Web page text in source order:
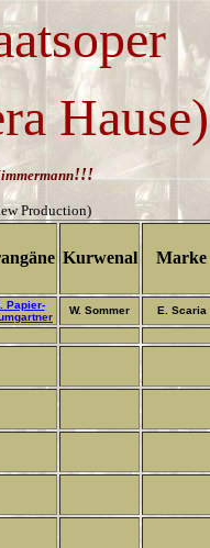
Hause)
!!!
Production)
Kurwenal Marke
Papier-
W. Sommer E. Scaria